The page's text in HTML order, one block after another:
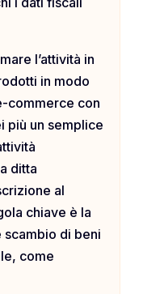
l’attività in
in modo
commerce con
più un semplice
ditta
al
chiave è la
di beni
come